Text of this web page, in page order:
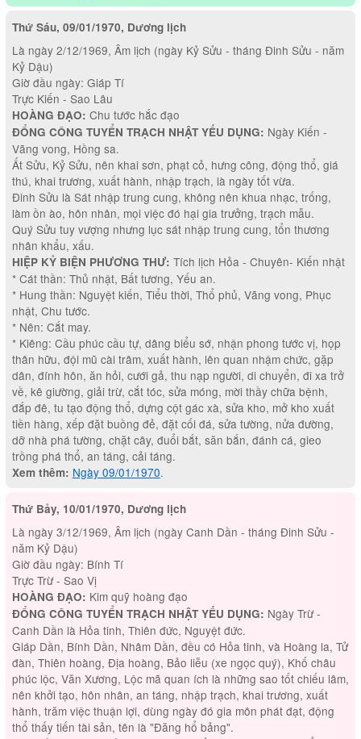
Thứ Sáu, 09/01/1970, Dương lịch
Là ngày 2/12/1969, Âm lịch (ngày Kỷ Sửu - tháng Đinh Sửu - năm
Kỷ Dậu)
Giờ đầu ngày: Giáp Tí
Trực Kiến - Sao Lâu
HOÀNG ĐẠO: Chu tước hắc đạo
ĐỔNG CÔNG TUYỂN TRẠCH NHẬT YẾU DỤNG: Ngày Kiến -
Vãng vong, Hồng sa.
Ất Sửu, Kỷ Sửu, nên khai sơn, phạt cỏ, hưng công, động thổ, giá
thú, khai trương, xuất hành, nhập trạch, là ngày tốt vừa.
Đinh Sửu là Sát nhập trung cung, không nên khua nhạc, trống,
làm ồn ào, hôn nhân, mọi việc đó hại gia trưởng, trạch mẫu.
Quý Sửu tuy vượng nhưng lục sát nhập trung cung, tổn thương
nhân khẩu, xấu.
HIỆP KỶ BIỆN PHƯƠNG THƯ: Tích lịch Hỏa - Chuyên- Kiến nhật
* Cát thần: Thủ nhật, Bất tương, Yếu an.
* Hung thần: Nguyệt kiến, Tiểu thời, Thổ phủ, Vãng vong, Phục
nhật, Chu tước.
* Nên: Cắt may.
* Kiêng: Cầu phúc cầu tự, dâng biểu sớ, nhận phong tước vị, họp
thân hữu, đội mũ cài trâm, xuất hành, lên quan nhậm chức, gặp
dân, đính hôn, ăn hỏi, cưới gả, thu nạp người, di chuyển, đi xa trở
về, kê giường, giải trừ, cắt tóc, sửa móng, mời thầy chữa bệnh,
đắp đê, tu tạo động thổ, dựng cột gác xà, sửa kho, mở kho xuất
tiền hàng, xếp đặt buồng đẻ, đặt cối đá, sửa tường, nửa đường,
dỡ nhà phá tường, chặt cây, đuổi bắt, săn bắn, đánh cá, gieo
trồng phá thổ, an táng, cải táng.
Xem thêm: Ngày 09/01/1970.
Thứ Bảy, 10/01/1970, Dương lịch
Là ngày 3/12/1969, Âm lịch (ngày Canh Dần - tháng Đinh Sửu -
năm Kỷ Dậu)
Giờ đầu ngày: Bính Tí
Trực Trừ - Sao Vị
HOÀNG ĐẠO: Kim quỹ hoàng đạo
ĐỔNG CÔNG TUYỂN TRẠCH NHẬT YẾU DỤNG: Ngày Trừ -
Canh Dần là Hỏa tinh, Thiên đức, Nguyệt đức.
Giáp Dần, Bính Dần, Nhâm Dần, đều có Hỏa tinh, và Hoàng la, Tử
đàn, Thiên hoàng, Địa hoàng, Bảo liễu (xe ngọc quý), Khố châu
phúc lộc, Văn Xương, Lộc mã quan ích là những sao tốt chiếu lâm,
nên khởi tạo, hôn nhân, an táng, nhập trạch, khai trương, xuất
hành, trăm việc thuận lợi, dùng ngày đó gia môn phát đạt, động
thổ thấy tiến tài sản, tên là "Đăng hổ bảng".